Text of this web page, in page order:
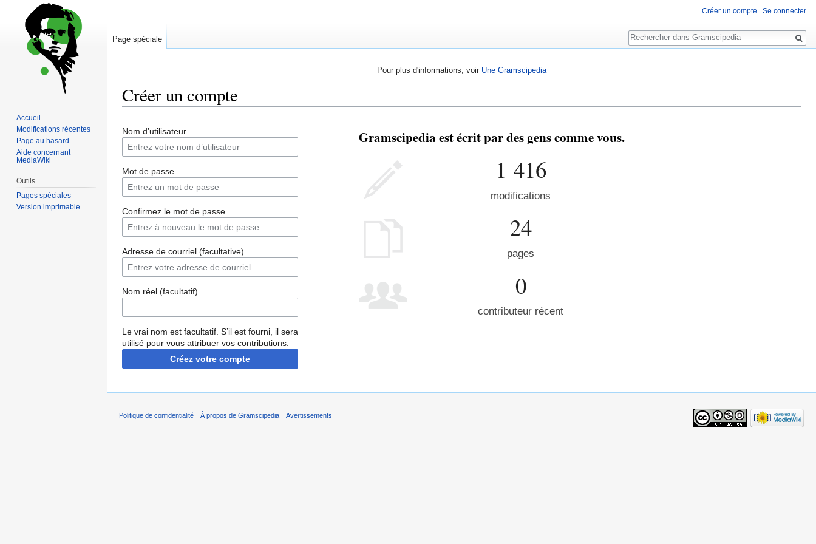
Pour plus d'informations, voir Une Gramscipedia
Créer un compte
à
à
Nom d’utilisateur
Mot de passe
Confirmez le mot de passe
Adresse de courriel (facultative)
Nom réel (facultatif)
Le vrai nom est facultatif. S’il est fourni, il sera
utilisé pour vous attribuer vos contributions.
Créez votre compte
Gramscipedia est écrit par des gens comme vous.
1 416
modifications
24
pages
0
contributeur récent
Créer un compte Se connecter
Page spéciale
Rechercher
Accueil
Modifications récentes
Page au hasard
Aide concernant
MediaWiki
Outils
Pages spéciales
Version imprimable
Politique de confidentialité À propos de Gramscipedia Avertissements